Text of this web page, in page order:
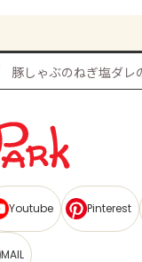
豚しゃぶのねぎ塩ダレ
Youtube Pinterest
MAIL